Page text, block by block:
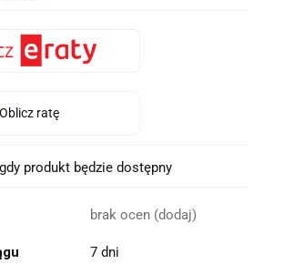
produkt będzie dostępny
brak ocen (dodaj)
7 dni